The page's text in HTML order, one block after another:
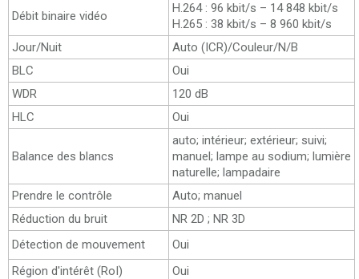
Débit binaire vidéo
H.264 : 96 kbit/s – 14 848 kbit/s
H.265 : 38 kbit/s – 8 960 kbit/s
Jour/Nuit
Auto (ICR)/Couleur/N/B
BLC
Oui
WDR
120 dB
HLC
Oui
Balance des blancs
auto; intérieur; extérieur; suivi;
manuel; lampe au sodium; lumière
naturelle; lampadaire
Prendre le contrôle
Auto; manuel
Réduction du bruit
NR 2D ; NR 3D
Détection de mouvement
Oui
Région d'intérêt (RoI)
Oui